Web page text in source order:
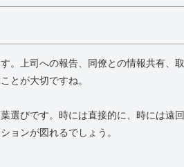
。上司への報告、同僚との情報共有、取
とが大切ですね。
選びです。時には直接的に、時には遠回
ョンが図れるでしょう。